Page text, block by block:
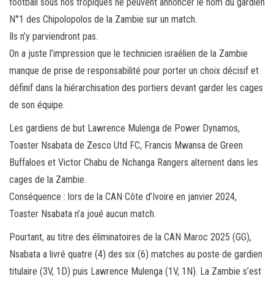
N°1 des Chipolopolos de la Zambie sur un match.
Ils n’y parviendront pas.
On a juste l’impression que le technicien israélien de la Zambie
manque de prise de responsabilité pour porter un choix décisif et
définif dans la hiérarchisation des portiers devant garder les cages
de son équipe.
Les gardiens de but Lawrence Mulenga de Power Dynamos,
Toaster Nsabata de Zesco Utd FC, Francis Mwansa de Green
Buffaloes et Victor Chabu de Nchanga Rangers alternent dans les
cages de la Zambie.
Conséquence : lors de la CAN Côte d’Ivoire en janvier 2024,
Toaster Nsabata n’a joué aucun match.
Pourtant, au titre des éliminatoires de la CAN Maroc 2025 (GG),
Nsabata a livré quatre (4) des six (6) matches au poste de gardien
titulaire (3V, 1D) puis Lawrence Mulenga (1V, 1N). La Zambie s’est